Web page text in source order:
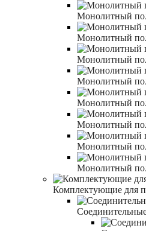
Монолитный
Монолитный
Монолитный
Монолитный
Монолитный
Монолитный
Монолитный
Монолитный
Комплектующие для